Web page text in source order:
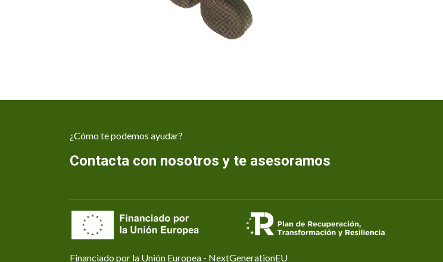
¿Cómo te podemos ayudar?
Contacta con nosotros y te asesoramos
Financiado por la Unión Europea - NextGenerationEU